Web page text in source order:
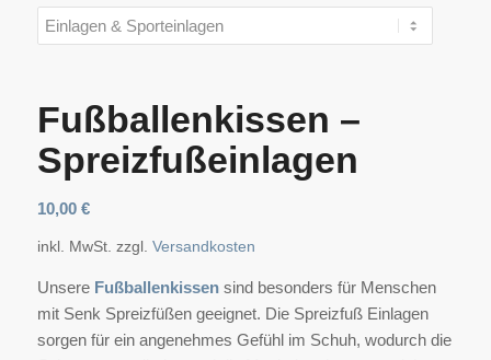
Fußballenkissen –
Spreizfußeinlagen
10,00 €
inkl. MwSt. zzgl. Versandkosten
Unsere Fußballenkissensind besonders für Menschen
mit Senk Spreizfüßen geeignet. Die Spreizfuß Einlagen
sorgen für ein angenehmes Gefühl im Schuh, wodurch die